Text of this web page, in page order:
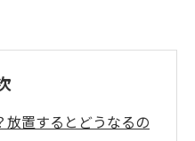
置するとどうなるの